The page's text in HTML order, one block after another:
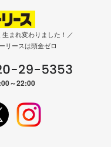
まれ変わりました！／
リースは頭金ゼロ
～22:00